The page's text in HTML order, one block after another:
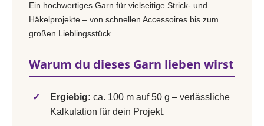
Ein hochwertiges Garn für vielseitige Strick- und
Häkelprojekte – von schnellen Accessoires bis zum
großen Lieblingsstück.
Warum du dieses Garn lieben wirst
✓ Ergiebig: ca. 100 m auf 50 g – verlässliche
Kalkulation für dein Projekt.